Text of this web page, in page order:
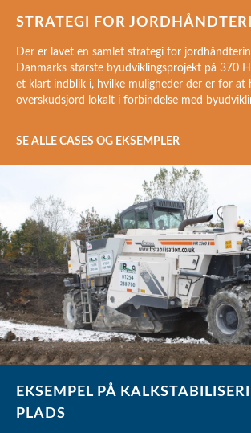
STRATEGI FOR
Der er lavet en samlet strategi for
Danmarks største byudviklingsprojekt på 370
et klart indblik i, hvilke muligheder der er for at
overskudsjord lokalt i forbindelse med
SE ALLE CASES OG EKSEMPLER
EKSEMPEL PÅ
PLADS